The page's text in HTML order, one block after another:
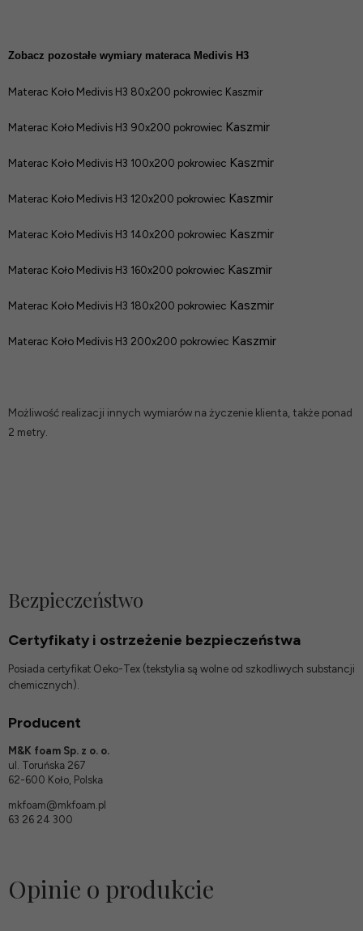
Zobacz pozostałe wymiary materaca Medivis H3
Materac Koło Medivis H3 80x200 pokrowiec Kaszmir
Materac Koło Medivis H3 90x200 pokrowiec Kaszmir
Materac Koło Medivis H3 100x200 pokrowiec Kaszmir
Materac Koło Medivis H3 120x200 pokrowiec Kaszmir
Materac Koło Medivis H3 140x200 pokrowiec Kaszmir
Materac Koło Medivis H3 160x200 pokrowiec Kaszmir
Materac Koło Medivis H3 180x200 pokrowiec Kaszmir
Materac Koło Medivis H3 200x200 pokrowiec Kaszmir
Możliwość realizacji innych wymiarów na życzenie klienta, także ponad
2 metry.
Bezpieczeństwo
Certyfikaty i ostrzeżenie bezpieczeństwa
Posiada certyfikat Oeko-Tex (tekstylia są wolne od szkodliwych substancji
chemicznych).
Producent
M&K foam Sp. z o. o.
ul. Toruńska 267
62-600 Koło, Polska
mkfoam@mkfoam.pl
63 26 24 300
Opinie o produkcie